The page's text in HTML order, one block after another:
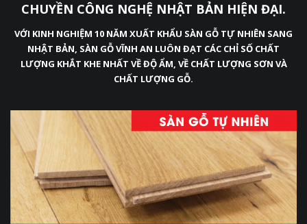
CHUYỀN CÔNG NGHỆ NHẬT BẢN HIỆN ĐẠI.
VỚI KINH NGHIỆM 10 NĂM XUẤT KHẨU SÀN GỖ TỰ NHIÊN SANG
NHẬT BẢN, SÀN GỖ VĨNH AN LUÔN ĐẠT CÁC CHỈ SỐ CHẤT
LƯỢNG KHẮT KHE NHẤT VỀ ĐỘ ẨM, VỀ CHẤT LƯỢNG SƠN VÀ
CHẤT LƯỢNG GỖ.